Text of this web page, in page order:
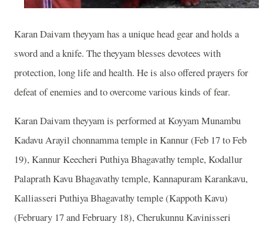
Karan Daivam theyyam has a unique head gear and holds a
sword and a knife. The theyyam blesses devotees with
protection, long life and health. He is also offered prayers for
defeat of enemies and to overcome various kinds of fear.
Karan Daivam theyyam is performed at Koyyam Munambu
Kadavu Arayil chonnamma temple in Kannur (Feb 17 to Feb
19), Kannur Keecheri Puthiya Bhagavathy temple, Kodallur
Palaprath Kavu Bhagavathy temple, Kannapuram Karankavu,
Kalliasseri Puthiya Bhagavathy temple (Kappoth Kavu)
(February 17 and February 18), Cherukunnu Kavinisseri